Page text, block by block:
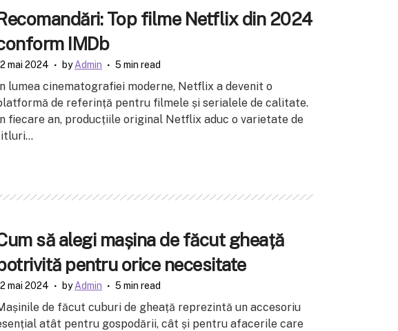
Top filme Netflix din 2024
IMDb
mai 2024 byAdmin 5 min read
lumea cinematografiei moderne, Netflix a devenit o
de referință pentru filmele și serialele de calitate.
fiecare an, producțiile original Netflix aduc o varietate de
să alegi mașina de făcut gheață
pentru orice necesitate
mai 2024 byAdmin 5 min read
de făcut cuburi de gheață reprezintă un accesoriu
atât pentru gospodării, cât și pentru afacerile care